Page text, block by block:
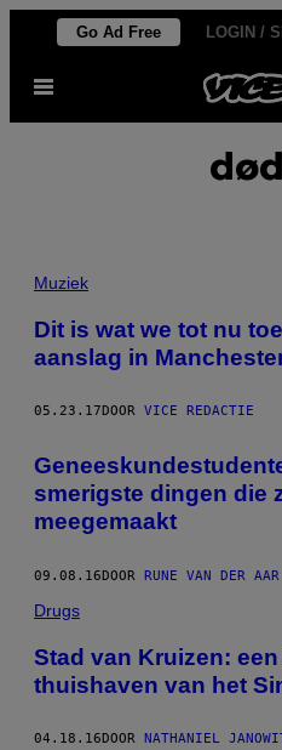
de
Go Ad Free LOGIN /
Open
Muziek
Dit is wat we tot nu
aanslag in
05.23.17 DOOR VICE REDACTIE
smerigste dingen die
meegemaakt
09.08.16DOOR RUNE VAN DER AAR
Drugs
Stad van Kruizen:
thuishaven van het
04.18.16 DOOR NATHANIEL